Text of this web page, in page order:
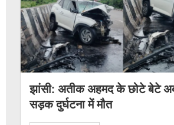
झांसी: अतीक अहमद के छोटे बेटे
सड़क दुर्घटना में मौत